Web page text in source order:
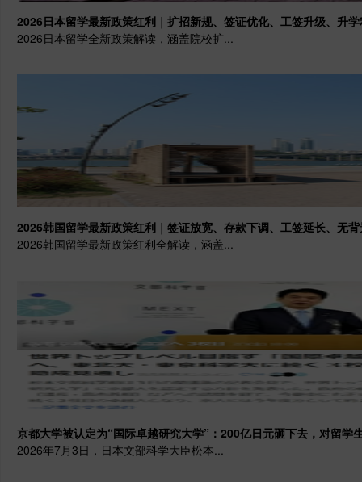
2026日本留学最新政策红利｜扩招新规、签证优化、工签升级、升
2026日本留学全新政策解读，涵盖院校扩...
2026韩国留学最新政策红利｜签证放宽、存款下调、工签延长、无
2026韩国留学最新政策红利全解读，涵盖...
京都大学被认定为“国际卓越研究大学”：200亿日元砸下去，对留学
2026年7月3日，日本文部科学大臣松本...